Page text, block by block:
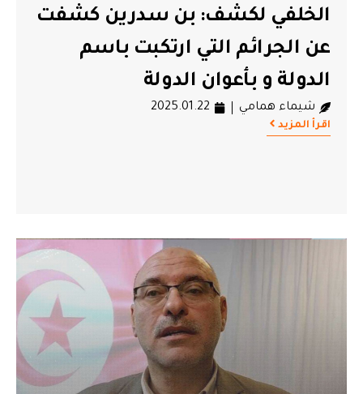
الخلفي لكشف: بن سدرين كشفت
عن الجرائم التي ارتكبت باسم
الدولة و بأعوان الدولة
شيماء همامي 2025.01.22
اقرأ المزيد